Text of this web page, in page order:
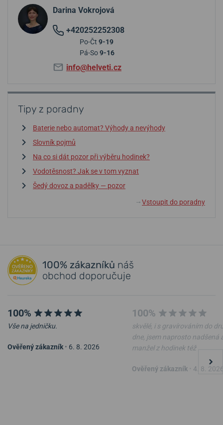
Darina Vokrojová
+420252252308
Po-Čt 9-19
Pá-So9-16
info@helveti.cz
Tipy z poradny
Baterie nebo automat? Výhody a nevýhody
Slovník pojmů
Na co si dát pozor při výběru hodinek?
Vodotěsnost? Jak se v tom vyznat
Šedý dovoz a padělky — pozor
↓ Vstoupit do poradny
100% zákazníků náš
obchod doporučuje
100%
Vše na jedničku.
Ověřený zákazník • 6. 8. 2026
100%
skvělé, i s gravírováním do
dne, jsem naprosto nadšená
manžel z hodinek též
Ověřený zákazník 4. 8.